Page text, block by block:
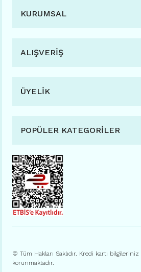
KURUMSAL
ALIŞVERİŞ
ÜYELİK
POPÜLER KATEGORİLER
© Tüm Hakları Saklıdır. Kredi kartı
korunmaktadır.